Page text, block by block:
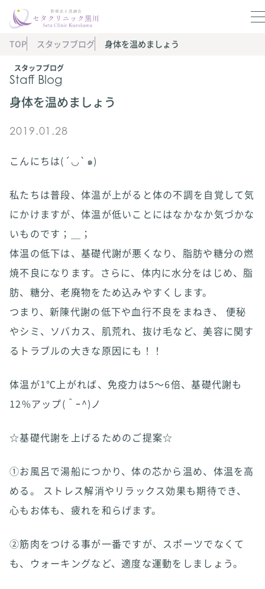
スタッフブログ
Staff Blog
TOP スタッフブログ 身体を温めましょう
身体を温めましょう
2019.01.28
こんにちは(´◡`๑)
私たちは普段、体温が上がると体の不調を自覚して気
にかけますが、体温が低いことにはなかなか気づかな
いものです；＿；
体温の低下は、基礎代謝が悪くなり、脂肪や糖分の燃
焼不良になります。さらに、体内に水分をはじめ、脂
肪、糖分、老廃物をため込みやすくします。
つまり、新陳代謝の低下や血行不良をまねき、 便秘
やシミ、ソバカス、肌荒れ、抜け毛など、美容に関す
るトラブルの大きな原因にも！！
体温が1℃上がれば、免疫力は5〜6倍、基礎代謝も
12%アップ(＾ｰ^)ノ
☆基礎代謝を上げるためのご提案☆
①お風呂で湯船につかり、体の芯から温め、体温を高
める。 ストレス解消やリラックス効果も期待でき、
心もお体も、疲れを和らげます。
②筋肉をつける事が一番ですが、スポーツでなくて
も、ウォーキングなど、適度な運動をしましょう。